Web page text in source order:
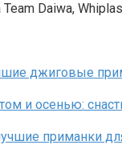
Daiwa,